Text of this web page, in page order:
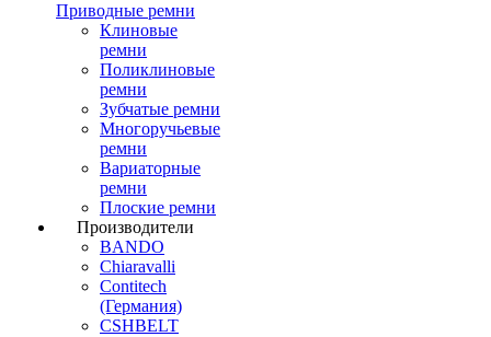
Приводные ремни
Клиновые
ремни
Поликлиновые
ремни
Зубчатые ремни
Многоручьевые
ремни
Вариаторные
ремни
Плоские ремни
Производители
BANDO
Chiaravalli
Contitech
(Германия)
CSHBELT